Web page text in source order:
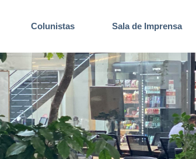
Colunistas Sala de Imprensa